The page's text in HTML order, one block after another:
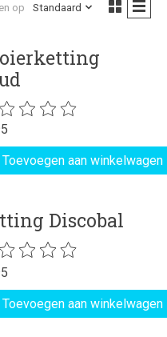
op Standaard
van dit product is
Toevoegen aan winkelwagen
Discobal
van dit product is
Toevoegen aan winkelwagen